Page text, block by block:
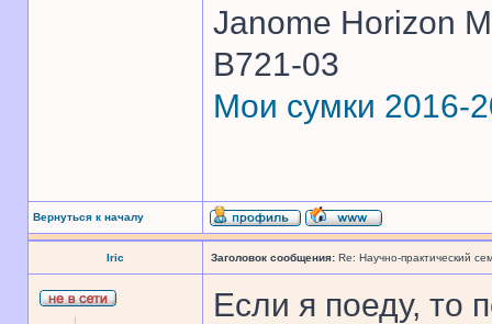
Janome Horizon
B721-03
Мои сумки 2016-
Вернуться к началу
Iric Заголовок сообщения: Re: Научно-практический
Если я поеду, то